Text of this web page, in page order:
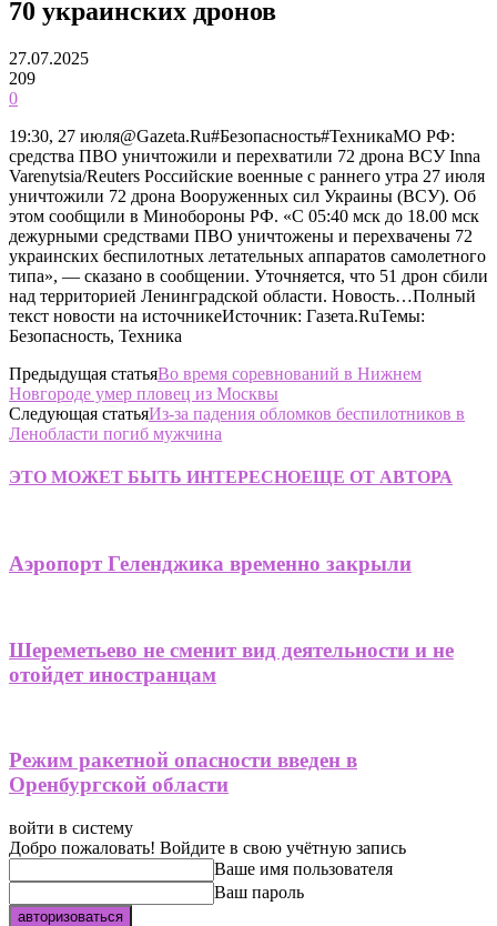
70 украинских дронов
27.07.2025
209
0
19:30, 27 июля@Gazeta.Ru#Безопасность#ТехникаМО РФ:
средства ПВО уничтожили и перехватили 72 дрона ВСУ Inna
Varenytsia/Reuters Российские военные с раннего утра 27 июля
уничтожили 72 дрона Вооруженных сил Украины (ВСУ). Об
этом сообщили в Минобороны РФ. «С 05:40 мск до 18.00 мск
дежурными средствами ПВО уничтожены и перехвачены 72
украинских беспилотных летательных аппаратов самолетного
типа», — сказано в сообщении. Уточняется, что 51 дрон сбили
над территорией Ленинградской области. Новость…Полный
текст новости на источникеИсточник: Газета.RuТемы:
Безопасность, Техника
Предыдущая статьяВо время соревнований в Нижнем
Новгороде умер пловец из Москвы
Следующая статьяИз-за падения обломков беспилотников в
Ленобласти погиб мужчина
ЭТО МОЖЕТ БЫТЬ ИНТЕРЕСНОЕЩЕ ОТ АВТОРА
Аэропорт Геленджика временно закрыли
Шереметьево не сменит вид деятельности и не
отойдет иностранцам
Режим ракетной опасности введен в
Оренбургской области
войти в систему
Добро пожаловать! Войдите в свою учётную запись
Ваше имя пользователя
Ваш пароль